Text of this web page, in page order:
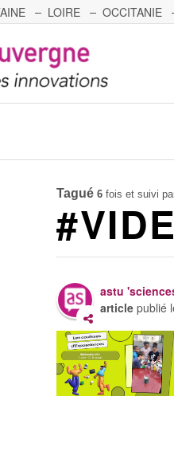
LOIRE OCCITANIE
FRANCHE-COMTÉ
Tagué 6 fois et suivi
astu
article publié